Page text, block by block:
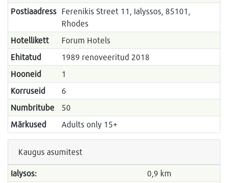
Postiaadress Ferenikis Street 11, Ialyssos, 85101,
Rhodes
Hotellikett
Forum Hotels
Ehitatud
1989 renoveeritud 2018
Hooneid
1
Korruseid
6
Numbritube
50
Märkused
Adults only 15+
Kaugus asumitest
Ialysos:
0,9 km